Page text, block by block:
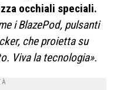
occhiali speciali.
i BlazePod, pulsanti
che proietta su
Viva la tecnologia».